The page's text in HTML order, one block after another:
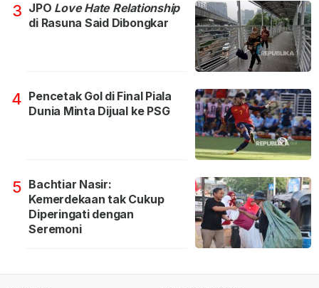
3 JPO Love Hate Relationship
di Rasuna Said Dibongkar
4 Pencetak Gol di Final Piala
Dunia Minta Dijual ke PSG
5 Bachtiar Nasir:
Kemerdekaan tak Cukup
Diperingati dengan
Seremoni